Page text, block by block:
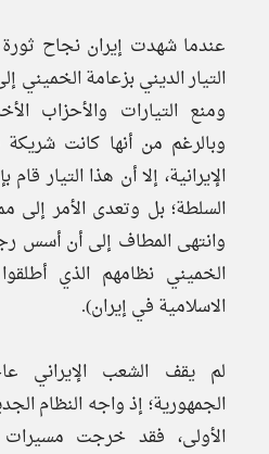
التيار الديني بزعامة الخميني
ومنع التيارات والأحزاب
وبالرغم من أنها كانت
الإيرانية، إلا أن هذا التيار
السلطة؛ بل وتعدى الأمر إلى
وانتهى المطاف إلى أن أسس
الخميني نظامهم الذي
الاسلامية في إيران).
لم يقف الشعب الإيراني
الجمهورية؛ إذ واجه النظام
الأولى، فقد خرجت